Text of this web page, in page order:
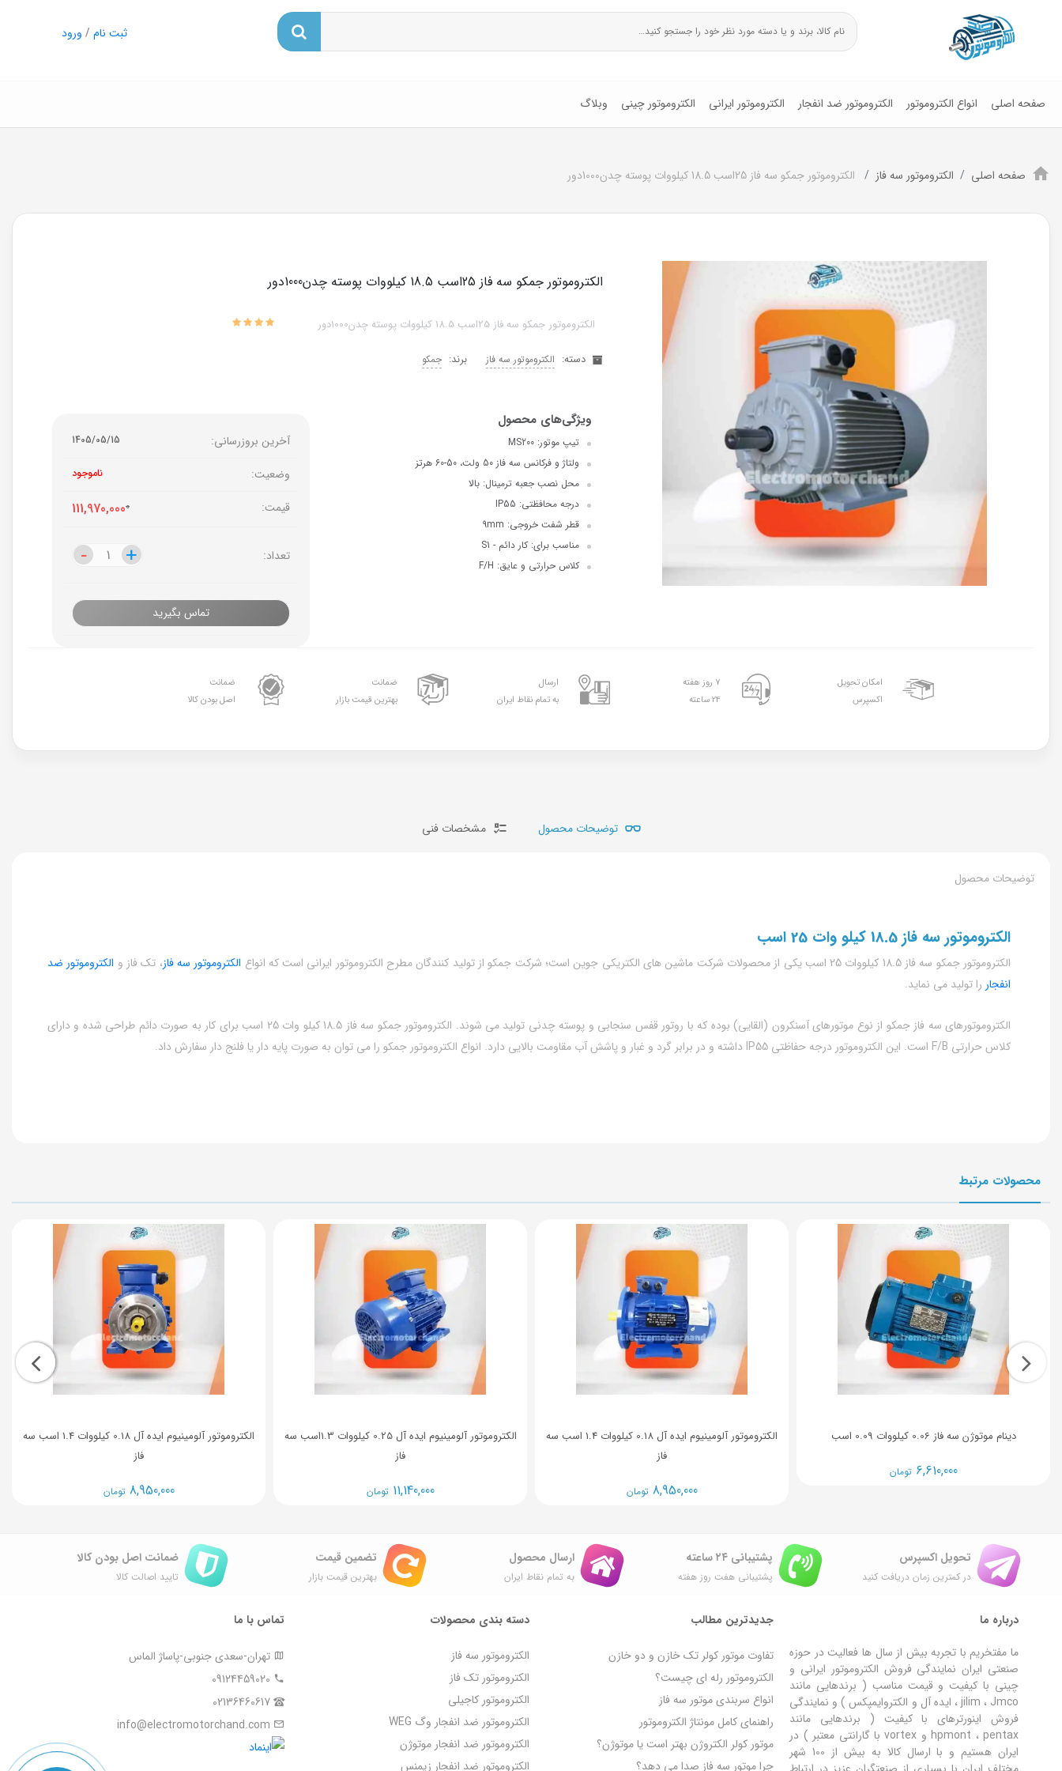
ثبت نام / ورود
صفحه اصلی انواع الکتروموتور الکتروموتور ضد انفجار الکتروموتور ایرانی الکتروموتور چینی وبلاگ
صفحه اصلی الکتروموتور سه فاز الکتروموتور جمکو سه فاز 25اسب 18.5 کیلووات پوسته چدن1000دور
الکتروموتور جمکو سه فاز 25اسب 18.5 کیلووات پوسته چدن1000دور
الکتروموتور جمکو سه فاز 25اسب 18.5 کیلووات پوسته چدن1000دور
دسته: الکتروموتور سه فاز برند: جمکو
تیپ موتور: MS200
ولتاژ و فرکانس سه فاز 50 ولت، 50-60 هرتز
محل نصب جعبه ترمینال: بالا
درجه محافظتی: IP55
قطر شفت خروجی: 9mm
مناسب برای: کار دائم - S1
کلاس حرارتی و عایق: F/H
آخرین بروزرسانی: 1405/05/15
وضعیت: ناموجود
قیمت: 111,970,0000
تعداد: +
- +
-
تماس بگیرید
امکان تحویل
اکسپرس
۷ روز هفته
۲۴ ساعته
ارسال
به تمام نقاط ایران
ضمانت
بهترین قیمت بازار
ضمانت
اصل بودن کالا
توضیحات محصول مشخصات فنی
توضیحات محصول
الکتروموتور سه فاز 18.5 کیلو وات 25 اسب
الکتروموتور جمکو سه فاز 18.5 کیلووات 25 اسب یکی از محصولات شرکت ماشین های الکتریکی جوین است؛ شرکت جمکو از تولید کنندگان مطرح الکتروموتور ایرانی است که انواع الکتروموتور سه فاز، تک فاز و الکتروموتور ضد
انفجار را تولید می نماید.
الکتروموتورهای سه فاز جمکو از نوع موتورهای آسنکرون (القایی) بوده که با روتور قفس سنجابی و پوسته چدنی تولید می شوند. الکتروموتور جمکو سه فاز 18.5 کیلو وات 25 اسب برای کار به صورت دائم طراحی شده و دارای
کلاس حرارتی F/B است. این الکتروموتور درجه حفاظتی IP55 داشته و در برابر گرد و غبار و پاشش آب مقاومت بالایی دارد. انواع الکتروموتور جمکو را می توان به صورت پایه دار یا فلنج دار سفارش داد.
محصولات مرتبط
دینام موتوژن سه فاز 0.06 کیلووات 0.09 اسب
6,610,000 تومان
الکتروموتور آلومینیوم ایده آل 0.18 کیلووات 1.4 اسب سه
فاز
8,950,000 تومان
الکتروموتور آلومینیوم ایده آل 0.25 کیلووات 1.3اسب سه
فاز
11,140,000 تومان
الکتروموتور آلومینیوم ایده آل 0.18 کیلووات 1.4 اسب سه
فاز
8,950,000 تومان
تحویل اکسپرس
در کمترین زمان دریافت کنید
پشتیبانی ۲۴ ساعته
پشتیبانی هفت روز هفته
ارسال محصول
به تمام نقاط ایران
تضمین قیمت
بهترین قیمت بازار
ضمانت اصل ‌بودن کالا
تایید اصالت کالا
درباره ما
ما مفتخریم با تجربه بیش از سال ها فعالیت در حوزه
صنعتی ایران نمایندگی فروش الکتروموتور ایرانی و
چینی با کیفیت و قیمت مناسب ( برندهایی مانند
jilim ، Jmco ، ایده آل و الکتروایمپکس ) و نمایندگی
فروش اینورترهای با کیفیت ( برندهایی مانند
hpmont ، pentax و vortex با گارانتی معتبر ) در
ایران هستیم و با ارسال کالا به بیش از 100 شهر
جدیدترین مطالب
تفاوت موتور کولر تک خازن و دو خازن
الکتروموتور رله‌ ای چیست؟
انواع سربندی موتور سه فاز
راهنمای کامل مونتاژ الکتروموتور
موتور کولر الکتروژن بهتر است یا موتوژن؟
چرا موتور سه فاز صدا می‌ دهد؟
دسته بندی محصولات
الکتروموتور سه فاز
الکتروموتور تک فاز
الکتروموتور کاجیلی
الکتروموتور ضد انفجار وگ WEG
الکتروموتور ضد انفجار موتوژن
الکتروموتور ضد انفجار زیمنس
تماس با ما
تهران-سعدی جنوبی-پاساژ الماس
02136460617